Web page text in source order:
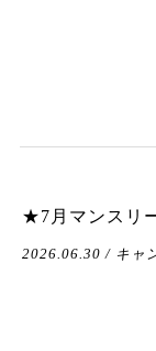
★7月マンスリ
2026.06.30 / キャ